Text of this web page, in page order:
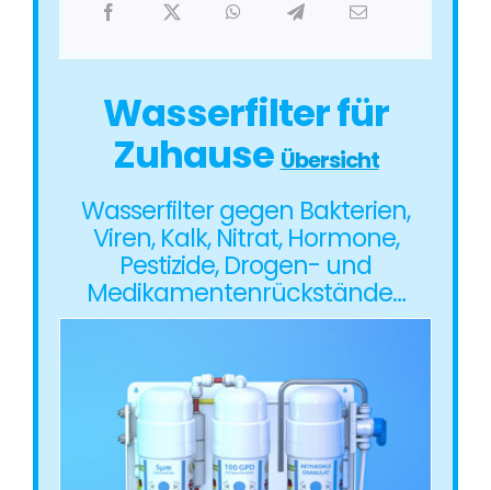
Wasserfilter für
ZuhauseÜbersicht
Wasserfilter gegen Bakterien,
Viren, Kalk, Nitrat, Hormone,
Pestizide, Drogen- und
Medikamentenrückstände…